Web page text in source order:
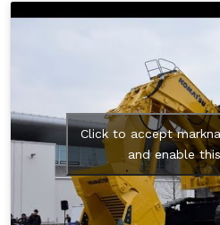
Click to accept
and enable